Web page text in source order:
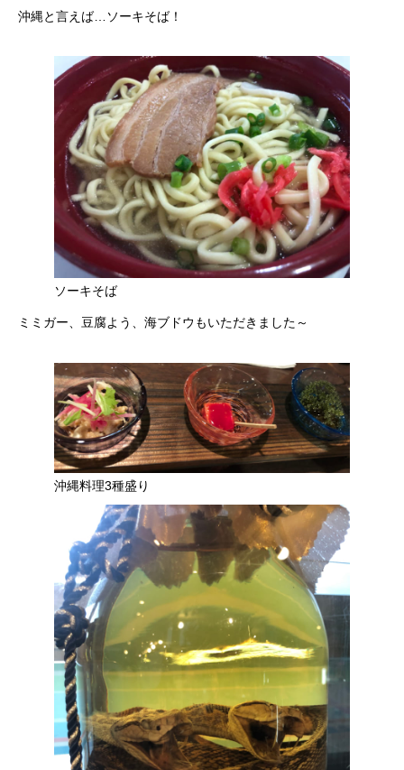
沖縄と言えば…ソーキそば！
ソーキそば
ミミガー、豆腐よう、海ブドウもいただきました～
沖縄料理3種盛り